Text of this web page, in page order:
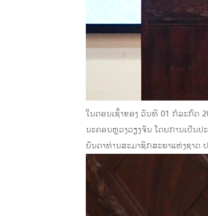
ໃນຕອນເຊົ້າຂອງ ວັນທີ 01 ກໍລະກົດ
ນະຄອນຫຼວງວຽງຈັນ ໂດຍການເປັນ
ບັນດາທ່ານສະມາຊິກສະພາແຫ່ງຊາດ